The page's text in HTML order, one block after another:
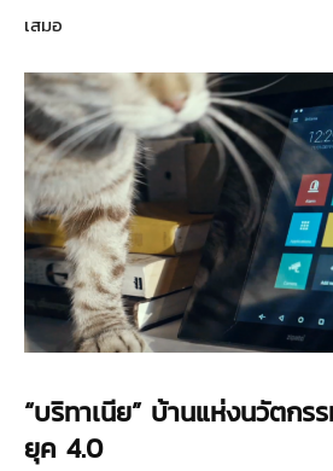
เสมอ
“บริทาเนีย” บ้านแห่งนวัตก
ยุค 4.0